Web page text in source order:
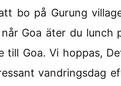
bo på Gurung
Goa äter du lunch
till Goa. Vi hoppas,
vandringsdag